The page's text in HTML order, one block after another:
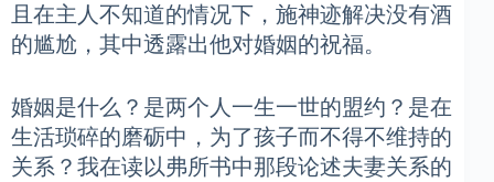
且在主人不知道的情况下，施神迹解决没有酒
的尴尬，其中透露出他对婚姻的祝福。
婚姻是什么？是两个人一生一世的盟约？是在
生活琐碎的磨砺中，为了孩子而不得不维持的
关系？我在读以弗所书中那段论述夫妻关系的